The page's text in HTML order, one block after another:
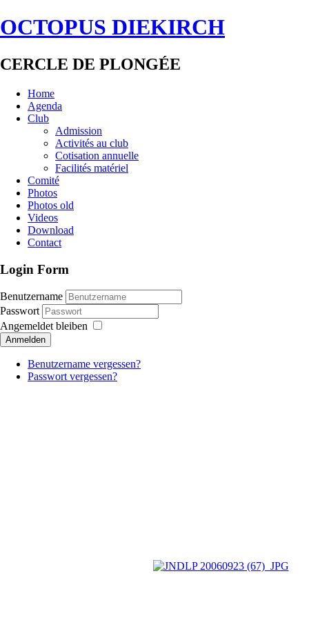
OCTOPUS DIEKIRCH
CERCLE DE PLONGÉE
Home
Agenda
Club
Admission
Activités au club
Cotisation annuelle
Facilités matériel
Comité
Photos
Photos old
Videos
Download
Contact
Login Form
Benutzername
Passwort
Angemeldet bleiben
Anmelden
Benutzername vergessen?
Passwort vergessen?